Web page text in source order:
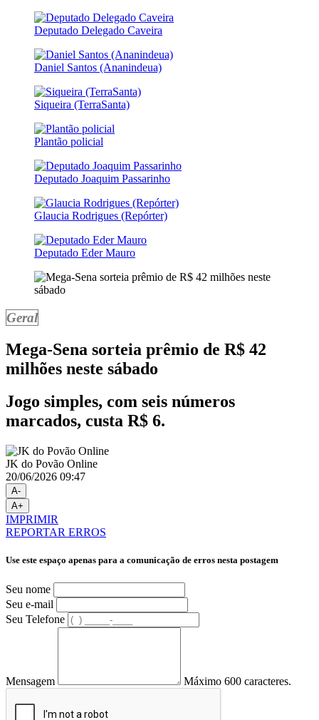
Deputado Delegado Caveira
Daniel Santos (Ananindeua)
Siqueira (TerraSanta)
Plantão policial
Deputado Joaquim Passarinho
Glaucia Rodrigues (Repórter)
Deputado Eder Mauro
Geral
Mega-Sena sorteia prêmio de R$ 42
milhões neste sábado
Jogo simples, com seis números
marcados, custa R$ 6.
JK do Povão Online
20/06/2026 09:47
A-
A+
IMPRIMIR
REPORTAR ERROS
Use este espaço apenas para a comunicação de erros nesta postagem
Seu nome
Seu e-mail
Seu Telefone
Mensagem Máximo 600 caracteres.